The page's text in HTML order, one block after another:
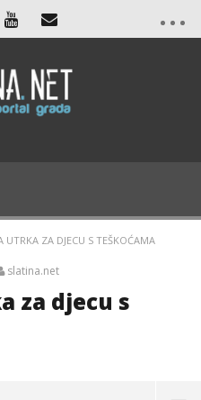
UTRKA ZA DJECU S TEŠKOĆAMA
slatina.net
za djecu s